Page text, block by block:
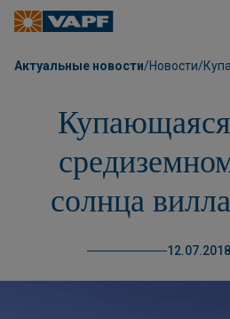
Актуальные новости/Новости/
солнца
12.07.2018